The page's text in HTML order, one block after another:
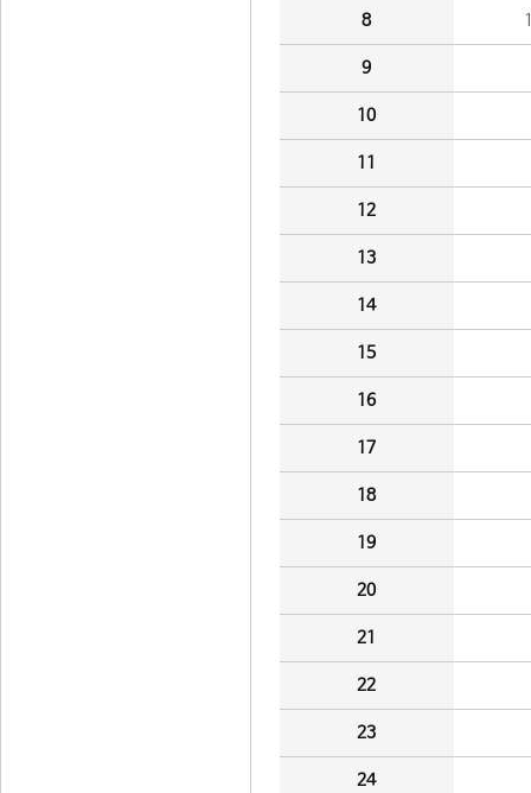
8
9
10
11
12
13
14
15
16
17
18
19
20
21
22
23
24